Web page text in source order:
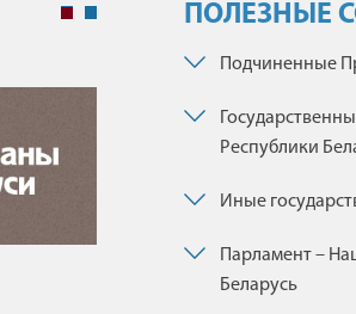
ПОЛЕЗНЫЕ
Подчиненные
Республики
Иные
Парламент –
Беларусь